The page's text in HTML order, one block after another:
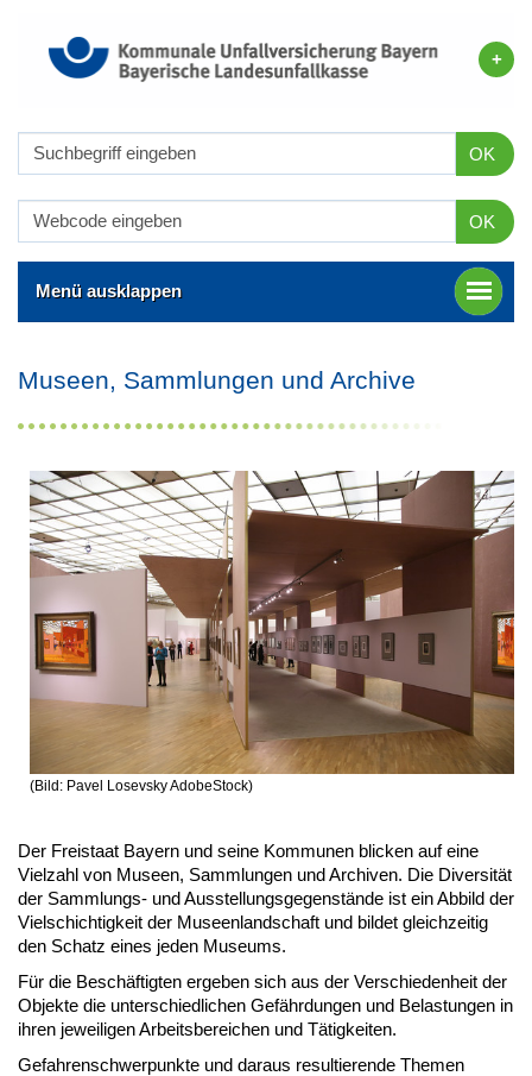
OK
OK
Menü ausklappen
Museen, Sammlungen und Archive
(Bild: Pavel Losevsky AdobeStock)
Der Freistaat Bayern und seine Kommunen blicken auf eine
Vielzahl von Museen, Sammlungen und Archiven. Die Diversität
der Sammlungs- und Ausstellungsgegenstände ist ein Abbild der
Vielschichtigkeit der Museenlandschaft und bildet gleichzeitig
den Schatz eines jeden Museums.
Für die Beschäftigten ergeben sich aus der Verschiedenheit der
Objekte die unterschiedlichen Gefährdungen und Belastungen in
ihren jeweiligen Arbeitsbereichen und Tätigkeiten.
Gefahrenschwerpunkte und daraus resultierende Themen